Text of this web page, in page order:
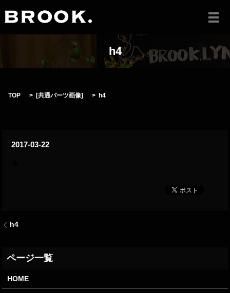
メ
h4
TOP [共通パーツ画像] h4
2017-03-22
h4
HOME